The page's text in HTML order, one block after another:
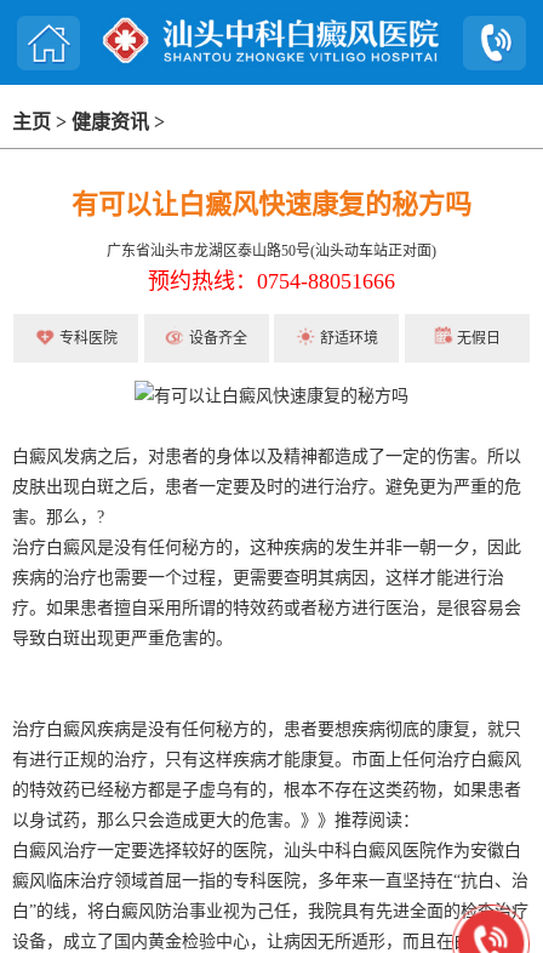
主页 > 健康资讯 >
有可以让白癜风快速康复的秘方吗
广东省汕头市龙湖区泰山路50号(汕头动车站正对面)
预约热线：0754-88051666
专科医院 设备齐全 舒适环境 无假日
白癜风发病之后，对患者的身体以及精神都造成了一定的伤害。所以
皮肤出现白斑之后，患者一定要及时的进行治疗。避免更为严重的危
害。那么，?
治疗白癜风是没有任何秘方的，这种疾病的发生并非一朝一夕，因此
疾病的治疗也需要一个过程，更需要查明其病因，这样才能进行治
疗。如果患者擅自采用所谓的特效药或者秘方进行医治，是很容易会
导致白斑出现更严重危害的。
治疗白癜风疾病是没有任何秘方的，患者要想疾病彻底的康复，就只
有进行正规的治疗，只有这样疾病才能康复。市面上任何治疗白癜风
的特效药已经秘方都是子虚乌有的，根本不存在这类药物，如果患者
以身试药，那么只会造成更大的危害。》》推荐阅读：
白癜风治疗一定要选择较好的医院，汕头中科白癜风医院作为安徽白
癜风临床治疗领域首屈一指的专科医院，多年来一直坚持在“抗白、治
白”的线，将白癜风防治事业视为己任，我院具有先进全面的检查治疗
设备，成立了国内黄金检验中心，让病因无所遁形，而且在白癜风治